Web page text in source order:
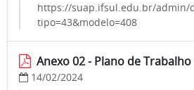
https://suap.ifsul.edu.br/admin/
tipo=43&modelo=408
Anexo 02 - Plano de Trabalho
14/02/2024